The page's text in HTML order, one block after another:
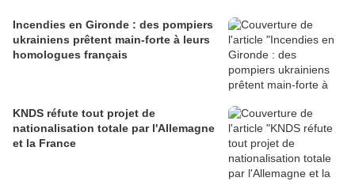
Incendies en Gironde : des pompiers
ukrainiens prêtent main-forte à leurs
homologues français
KNDS réfute tout projet de
nationalisation totale par l'Allemagne
et la France